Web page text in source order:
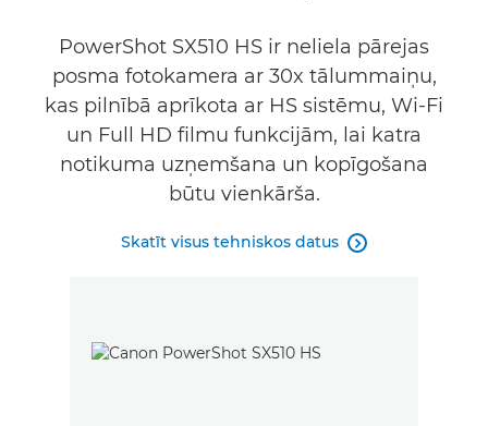
PowerShot SX510 HS ir neliela pārejas
posma fotokamera ar 30x tālummaiņu,
kas pilnībā aprīkota ar HS sistēmu, Wi-Fi
un Full HD filmu funkcijām, lai katra
notikuma uzņemšana un kopīgošana
būtu vienkārša.
Skatīt visus tehniskos datus 